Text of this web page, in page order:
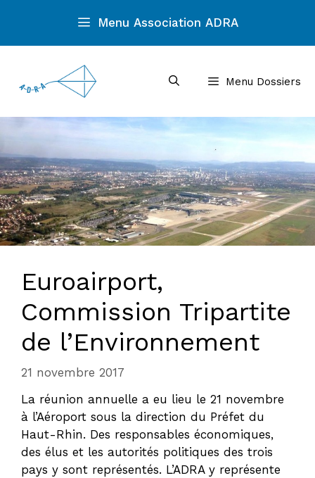
contenu
Menu Association ADRA
Menu Dossiers
Euroairport,
Commission Tripartite
de l’Environnement
21 novembre 2017
La réunion annuelle a eu lieu le 21 novembre
à l’Aéroport sous la direction du Préfet du
Haut-Rhin. Des responsables économiques,
des élus et les autorités politiques des trois
pays y sont représentés. L’ADRA y représente